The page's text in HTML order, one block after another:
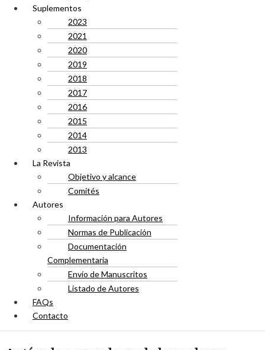
Suplementos
2023
2021
2020
2019
2018
2017
2016
2015
2014
2013
La Revista
Objetivo y alcance
Comités
Autores
Información para Autores
Normas de Publicación
Documentación
Complementaria
Envío de Manuscritos
Listado de Autores
FAQs
Contacto